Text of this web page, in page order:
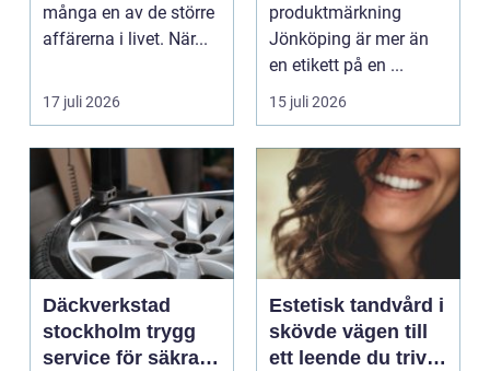
många en av de större
affärerna i livet. När...
17 juli 2026
produktmärkning
Jönköping är mer än
en etikett på en ...
15 juli 2026
Däckverkstad
stockholm trygg
service för säkra
Estetisk tandvård i
skövde vägen till
ett leende du trivs